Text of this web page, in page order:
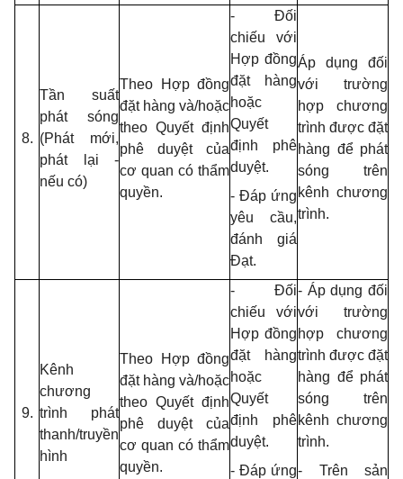
8.
Tần suất
phát sóng
(Phát mới,
phát lại -
nếu có)
Theo Hợp đồng
đặt hàng và/hoặc
theo Quyết định
phê duyệt của
cơ quan có thẩm
quyền.
- Đối
chiếu với
Hợp đồng
đặt hàng
hoặc
Quyết
định phê
duyệt.
- Đáp ứng
yêu cầu,
đánh giá
Đạt.
Áp dụng đối
với trường
hợp chương
trình được đặt
hàng để phát
sóng trên
kênh chương
trình.
9.
Kênh
chương
trình phát
thanh/truyền
hình
Theo Hợp đồng
đặt hàng và/hoặc
theo Quyết định
phê duyệt của
cơ quan có thẩm
quyền.
- Đối
chiếu với
Hợp đồng
đặt hàng
hoặc
Quyết
định phê
duyệt.
- Đáp ứng
- Áp dụng đối
với trường
hợp chương
trình được đặt
hàng để phát
sóng trên
kênh chương
trình.
- Trên sản